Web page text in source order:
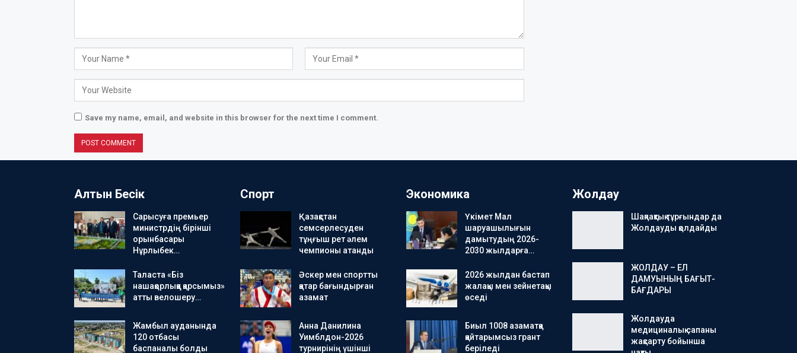
Save my name, email, and website in this browser for the next time I comment.
Алтын Бесік
Сарысуға премьер
министрдің бірінші
орынбасары
Нұрлыбек…
Таласта «Біз
нашақорлыққа қарсымыз»
атты велошеру…
Жамбыл ауданында
120 отбасы
баспаналы болды
Спорт
Қазақстан
семсерлесуден
тұңғыш рет әлем
чемпионы атанды
Әскер мен спортты
қатар бағындырған
азамат
Анна Данилина
Уимблдон-2026
турнирінің үшінші
Экономика
Үкімет Мал
шаруашылығын
дамытудың 2026-
2030 жылдарға…
2026 жылдан бастап
жалақы мен зейнетақы
өседі
Биыл 1008 азаматқа
қайтарымсыз грант
беріледі
Жолдау
Шақпақтық тұрғындар да
Жолдауды қолдайды
ЖОЛДАУ – ЕЛ
ДАМУЫНЫҢ БАҒЫТ-
БАҒДАРЫ
Жолдауда
медициналық сапаны
жақсарту бойынша